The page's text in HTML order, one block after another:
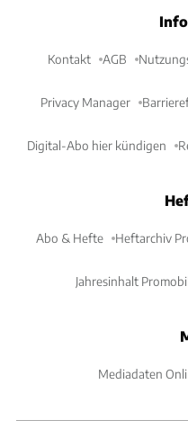
Kontakt AGB
Privacy Manager
Digital-Abo hier kündigen
Abo & Hefte Heftarchiv
Jahresinhalt Promobil
Mediadaten